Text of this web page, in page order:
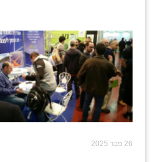
26 פבר 2025